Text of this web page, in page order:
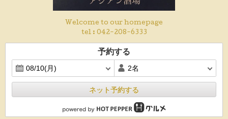
Welcome to our homepage
tel : 042-208-6333
予約する
ネット予約する